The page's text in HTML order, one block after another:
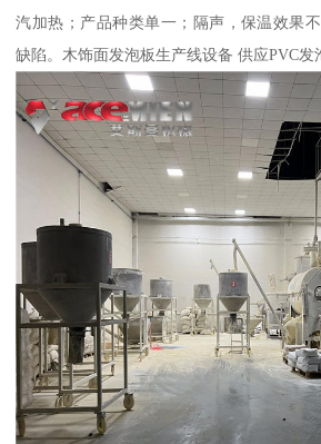
汽加热；产品种类单一；隔声，保温效果
缺陷。木饰面发泡板生产线设备 供应PVC发